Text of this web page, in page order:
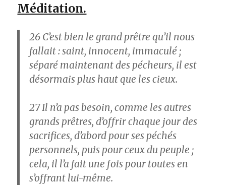
Méditation.
26 C’est bien le grand prêtre qu’il nous
fallait : saint, innocent, immaculé ;
séparé maintenant des pécheurs, il est
désormais plus haut que les cieux.
27Il n’a pas besoin, comme les autres
grands prêtres, d’offrir chaque jour des
sacrifices, d’abord pour ses péchés
personnels, puis pour ceux du peuple ;
cela, il l’a fait une fois pour toutes en
s’offrant lui-même.